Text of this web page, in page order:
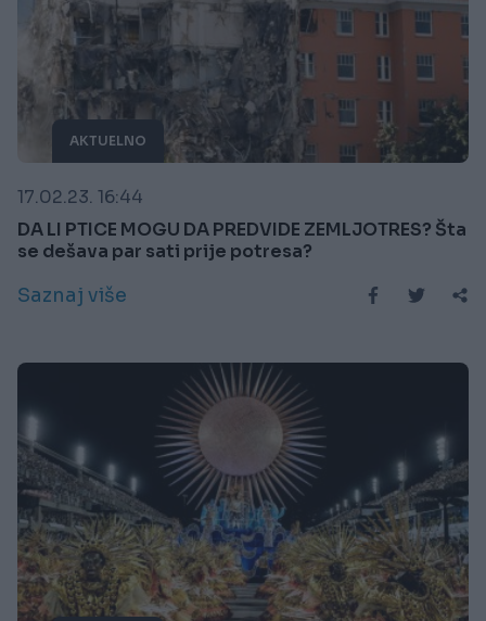
AKTUELNO
17.02.23. 16:44
DA LI PTICE MOGU DA PREDVIDE ZEMLJOTRES? Šta
se dešava par sati prije potresa?
Saznaj više